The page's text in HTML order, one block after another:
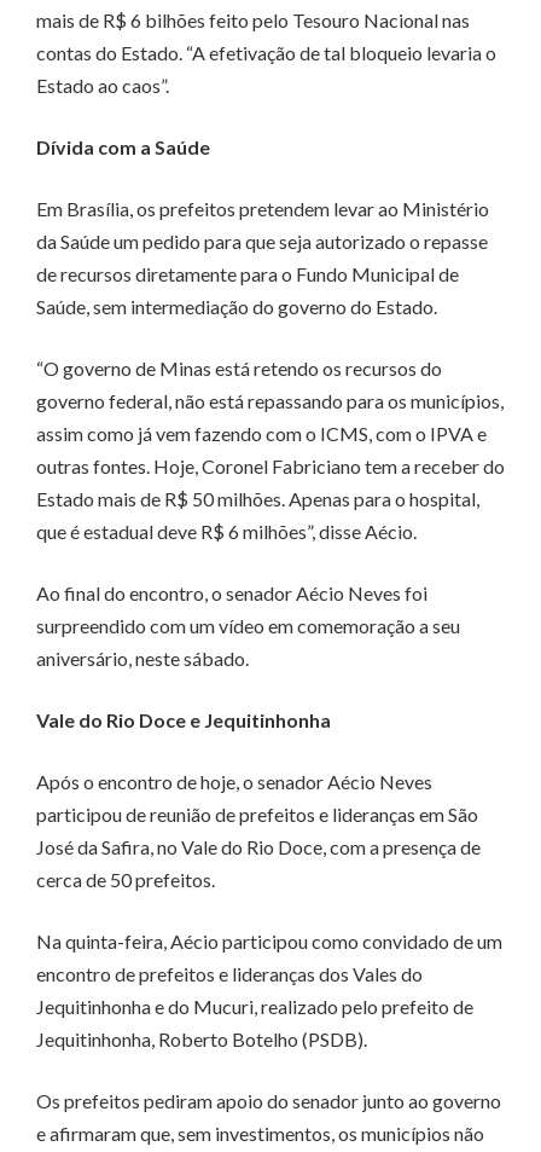
mais de R$ 6 bilhões feito pelo Tesouro Nacional nas
contas do Estado. “A efetivação de tal bloqueio levaria o
Estado ao caos”.
Dívida com a Saúde
Em Brasília, os prefeitos pretendem levar ao Ministério
da Saúde um pedido para que seja autorizado o repasse
de recursos diretamente para o Fundo Municipal de
Saúde, sem intermediação do governo do Estado.
“O governo de Minas está retendo os recursos do
governo federal, não está repassando para os municípios,
assim como já vem fazendo com o ICMS, com o IPVA e
outras fontes. Hoje, Coronel Fabriciano tem a receber do
Estado mais de R$ 50 milhões. Apenas para o hospital,
que é estadual deve R$ 6 milhões”, disse Aécio.
Ao final do encontro, o senador Aécio Neves foi
surpreendido com um vídeo em comemoração a seu
aniversário, neste sábado.
Vale do Rio Doce e Jequitinhonha
Após o encontro de hoje, o senador Aécio Neves
participou de reunião de prefeitos e lideranças em São
José da Safira, no Vale do Rio Doce, com a presença de
cerca de 50 prefeitos.
Na quinta-feira, Aécio participou como convidado de um
encontro de prefeitos e lideranças dos Vales do
Jequitinhonha e do Mucuri, realizado pelo prefeito de
Jequitinhonha, Roberto Botelho (PSDB).
Os prefeitos pediram apoio do senador junto ao governo
e afirmaram que, sem investimentos, os municípios não